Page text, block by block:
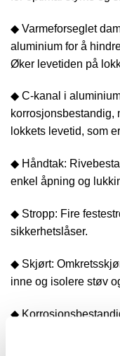
◆ Varmeforseglet
aluminium for å
Øker levetiden på
◆ C-kanal i
korrosjonsbestandig,
lokkets levetid, som
◆ Håndtak:
enkel åpning og
◆ Stropp: Fire
sikkerhetslåser.
◆ Skjørt:
inne og isolere støv
◆
med beskyttende